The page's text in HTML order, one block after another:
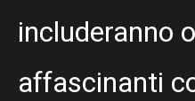
includeranno
affascinanti